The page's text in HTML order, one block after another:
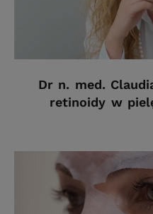
Dr n. med.
retinoidy w